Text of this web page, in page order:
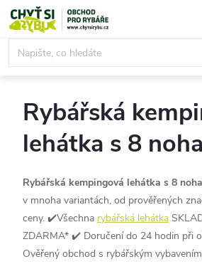
Přejít
na
obsah
Rybářská kempingová lehátka
Rybářská
lehátka s 8
Rybářská kempingová lehátka s 8
v mnoha variantách, od prověřených
ceny. ✔️Všechna rybářská lehátka
ZDARMA* ✔️ Doručení do 24 hodin při
Ověřený obchod s rybářským